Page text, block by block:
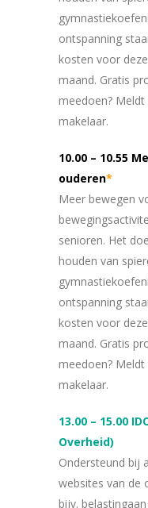
ontspanning
kosten voor
maand. Gratis
meedoen?
makelaar.
10.00 – 10.55
ouderen*
Meer bewegen
senioren. Het
houden van
ontspanning
kosten voor
maand. Gratis
meedoen?
makelaar.
13.00 – 15.00
Overheid)
Ondersteund bij
websites van de
bijv.